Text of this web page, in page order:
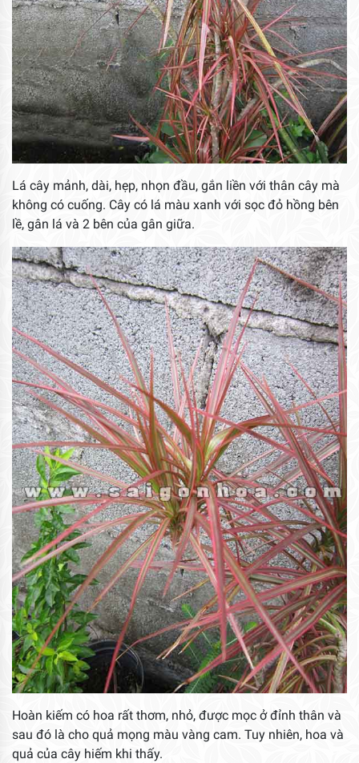
Lá cây mảnh, dài, hẹp, nhọn đầu, gắn liền với thân cây mà
không có cuống. Cây có lá màu xanh với sọc đỏ hồng bên
lề, gân lá và 2 bên của gân giữa.
Hoàn kiếm có hoa rất thơm, nhỏ, được mọc ở đỉnh thân và
sau đó là cho quả mọng màu vàng cam. Tuy nhiên, hoa và
quả của cây hiếm khi thấy.